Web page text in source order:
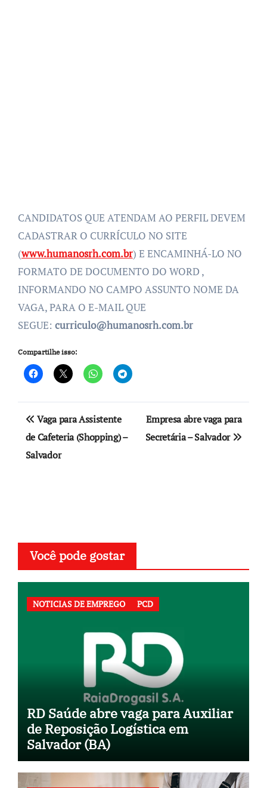
CANDIDATOS QUE ATENDAM AO PERFIL DEVEM
CADASTRAR O CURRÍCULO NO SITE
(www.humanosrh.com.br) E ENCAMINHÁ-LO NO
FORMATO DE DOCUMENTO DO WORD ,
INFORMANDO NO CAMPO ASSUNTO NOME DA
VAGA, PARA O E-MAIL QUE
SEGUE: curriculo@humanosrh.com.br
Compartilhe isso:
Navegação
de
Post
Vaga para Assistente
de Cafeteria (Shopping) –
Salvador
Empresa abre vaga para
Secretária – Salvador
Você pode gostar
NOTICIAS DE EMPREGO PCD
RD Saúde abre vaga para Auxiliar
de Reposição Logística em
Salvador (BA)